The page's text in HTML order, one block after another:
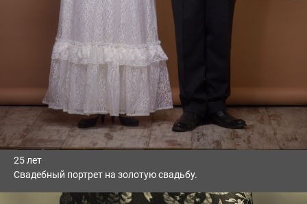
25 лет
Свадебный портрет на золотую свадьбу.